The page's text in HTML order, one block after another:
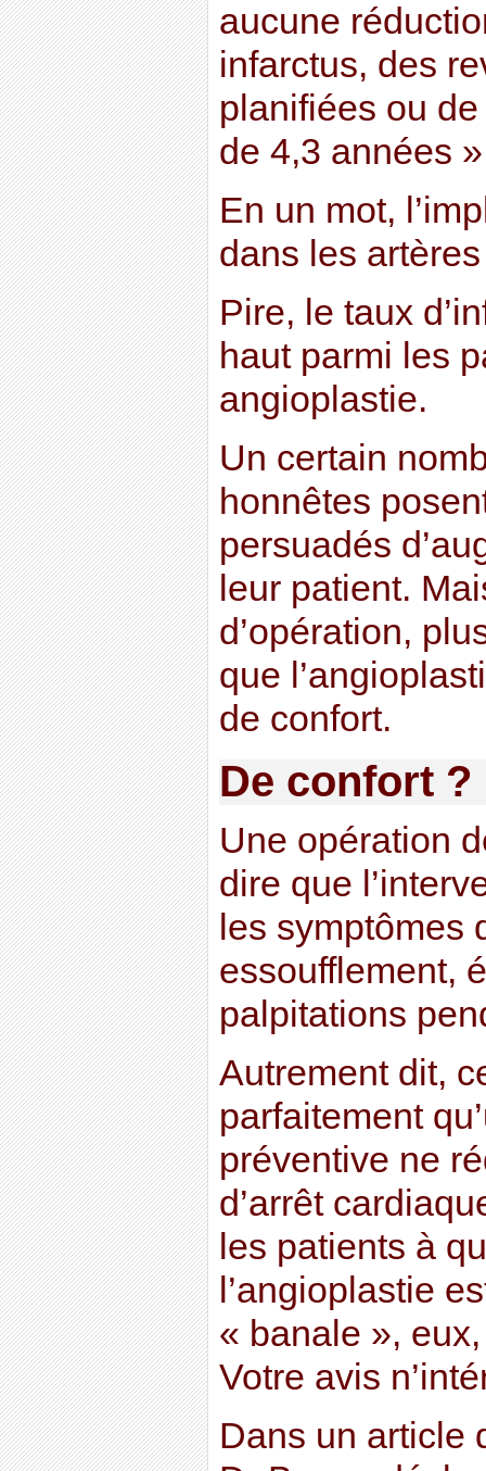
aucune
infarctus, des
planifiées ou
de 4,3 années »
En un mot,
dans les
Pire, le taux
haut parmi les
angioplastie.
Un certain
honnêtes
persuadés
leur patient.
d’opération,
que
de confort.
De confort ?
Une opération
dire que
les symptômes
essoufflement,
palpitations
Autrement dit,
parfaitement
préventive ne
d’arrêt
les patients à
l’angioplastie
« banale »,
Votre avis
Dans un article